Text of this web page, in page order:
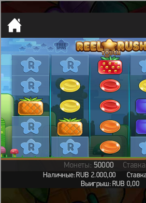
[object HTMLMetaElement]
пополнить счет